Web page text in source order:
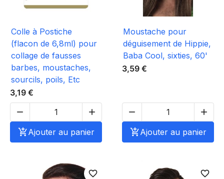
Colle à Postiche
(flacon de 6,8ml) pour
collage de fausses
barbes, moustaches,
sourcils, poils, Etc
3,19 €


Ajouter au panier
Moustache pour
déguisement de Hippie,
Baba Cool, sixties, 60'
3,59 €


Ajouter au panier
favorite_border favorite_border